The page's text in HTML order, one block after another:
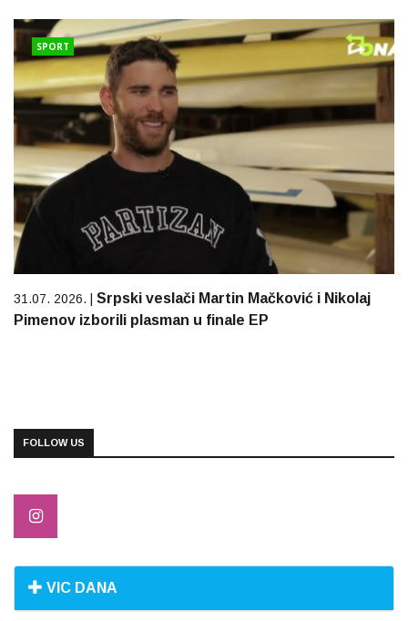
SPORT
31.07. 2026. | Srpski veslači Martin Mačković i Nikolaj
Pimenov izborili plasman u finale EP
FOLLOW US
VIC DANA